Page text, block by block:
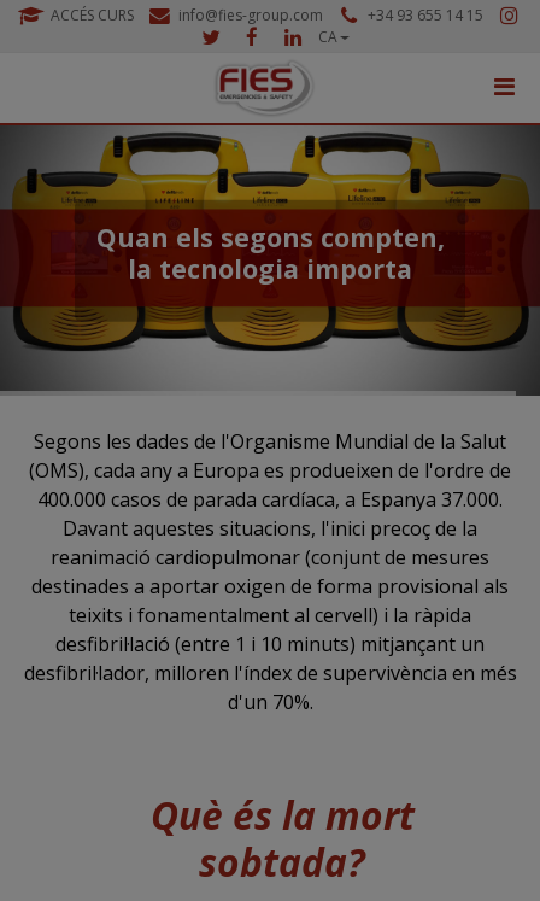
ACCÉS CURS info@fies-group.com
+34 93 655 14 15
CA
Quan els segons compten,
la tecnologia importa
Segons les dades de l'Organisme Mundial de la Salut
(OMS), cada any a Europa es produeixen de l'ordre de
400.000 casos de parada cardíaca, a Espanya 37.000.
Davant aquestes situacions, l'inici precoç de la
reanimació cardiopulmonar (conjunt de mesures
destinades a aportar oxigen de forma provisional als
teixits i fonamentalment al cervell) i la ràpida
desfibril·lació (entre 1 i 10 minuts) mitjançant un
desfibril·lador, milloren l'índex de supervivència en més
d'un 70%.
Què és la mort
sobtada?